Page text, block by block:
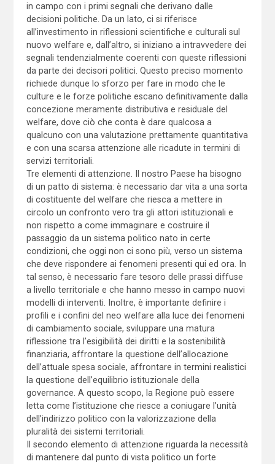
in campo con i primi segnali che derivano dalle
decisioni politiche. Da un lato, ci si riferisce
all’investimento in riflessioni scientifiche e culturali sul
nuovo welfare e, dall’altro, si iniziano a intravvedere dei
segnali tendenzialmente coerenti con queste riflessioni
da parte dei decisori politici. Questo preciso momento
richiede dunque lo sforzo per fare in modo che le
culture e le forze politiche escano definitivamente dalla
concezione meramente distributiva e residuale del
welfare, dove ciò che conta è dare qualcosa a
qualcuno con una valutazione prettamente quantitativa
e con una scarsa attenzione alle ricadute in termini di
servizi territoriali.
Tre elementi di attenzione. Il nostro Paese ha bisogno
di un patto di sistema: è necessario dar vita a una sorta
di costituente del welfare che riesca a mettere in
circolo un confronto vero tra gli attori istituzionali e
non rispetto a come immaginare e costruire il
passaggio da un sistema politico nato in certe
condizioni, che oggi non ci sono più, verso un sistema
che deve rispondere ai fenomeni presenti qui ed ora. In
tal senso, è necessario fare tesoro delle prassi diffuse
a livello territoriale e che hanno messo in campo nuovi
modelli di interventi. Inoltre, è importante definire i
profili e i confini del neo welfare alla luce dei fenomeni
di cambiamento sociale, sviluppare una matura
riflessione tra l’esigibilità dei diritti e la sostenibilità
finanziaria, affrontare la questione dell’allocazione
dell’attuale spesa sociale, affrontare in termini realistici
la questione dell’equilibrio istituzionale della
governance. A questo scopo, la Regione può essere
letta come l’istituzione che riesce a coniugare l’unità
dell’indirizzo politico con la valorizzazione della
pluralità dei sistemi territoriali.
Il secondo elemento di attenzione riguarda la necessità
di mantenere dal punto di vista politico un forte